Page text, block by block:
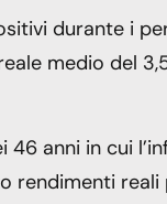
durante i
medio del
anni in cui
rendimenti